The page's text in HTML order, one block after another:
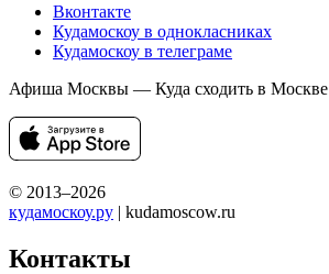
Вконтакте
Кудамоскоу в однокласниках
Кудамоскоу в телеграме
Афиша Москвы — Куда сходить в Москве
© 2013–2026
кудамоскоу.ру | kudamoscow.ru
Контакты